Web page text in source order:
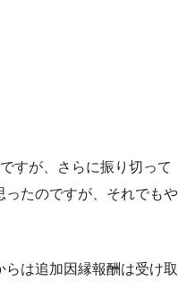
すが、さらに振り切って
ったのですが、それでもや
は追加因縁報酬は受け取